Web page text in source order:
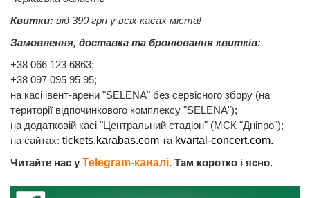
Квитки: від 390 грн у всіх касах міста!
Замовлення, доставка та бронювання квитків:
+38 066 123 6863;
+38 097 095 95 95;
на касі івент-арени "SELENA" без сервісного збору (на
території відпочинкового комплексу "SELENA");
на додатковій касі "Центральний стадіон" (МСК "Дніпро");
на сайтах: tickets.karabas.com та kvartal-concert.com.
Читайте нас у Telegram-каналі. Там коротко і ясно.